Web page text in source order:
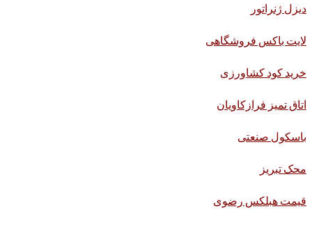
دیزل ژنراتور
لایت باکس فروشگاهی
خرید کود کشاورزی
اتاق تمیز فرازکاویان
باسکول صنعتی
محک تبریز
قیمت هبلکس رضوی